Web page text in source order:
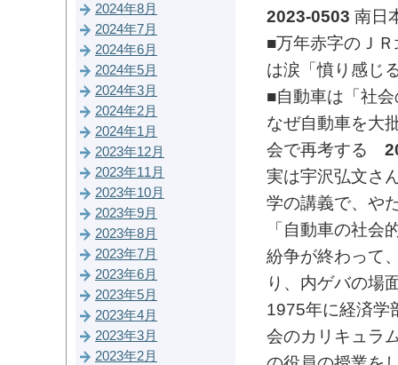
2023-0503 南日
■万年赤字のＪ
は涙「憤り感じ
■自動車は「社
なぜ自動車を大
会で再考する
実は宇沢弘文さ
学の講義で、や
「自動車の社会
紛争が終わって
り、内ゲバの場
1975年に経済学
会のカリキュラ
2024年8月
2024年7月
2024年6月
2024年5月
2024年3月
2024年2月
2024年1月
2023年12月
2023年11月
2023年10月
2023年9月
2023年8月
2023年7月
2023年6月
2023年5月
2023年4月
2023年3月
2023年2月